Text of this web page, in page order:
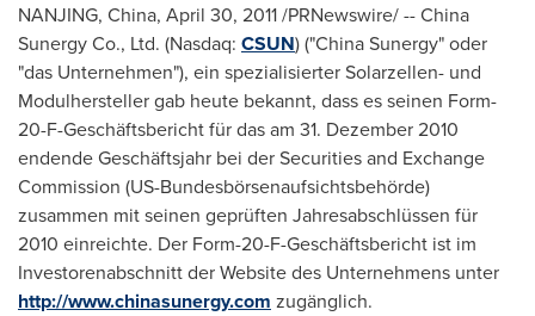
NANJING, China, April 30, 2011/PRNewswire/ -- China
Sunergy Co., Ltd. (Nasdaq: CSUN) ("China Sunergy" oder
"das Unternehmen"), ein spezialisierter Solarzellen- und
Modulhersteller gab heute bekannt, dass es seinen Form-
20-F-Geschäftsbericht für das am 31. Dezember 2010
endende Geschäftsjahr bei der Securities and Exchange
Commission (US-Bundesbörsenaufsichtsbehörde)
zusammen mit seinen geprüften Jahresabschlüssen für
2010 einreichte. Der Form-20-F-Geschäftsbericht ist im
Investorenabschnitt der Website des Unternehmens unter
http://www.chinasunergy.com zugänglich.